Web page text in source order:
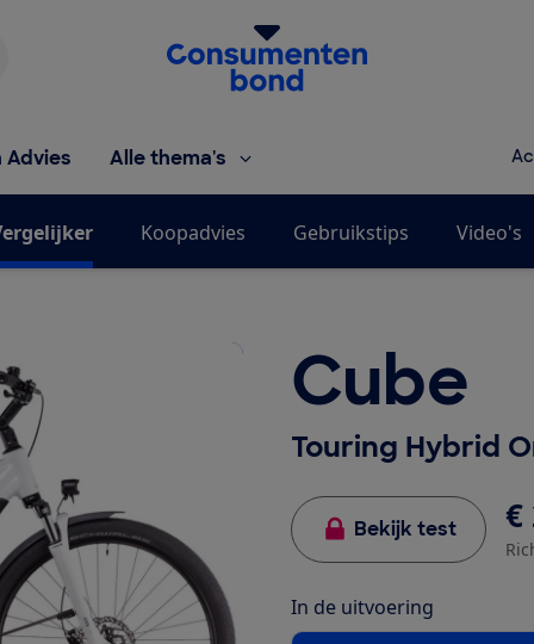
Homepage van de Consumentenbond
Advies Alle thema's
Koopadvies Gebruikstips Video's
Cube
Touring Hybrid
Bekijk test €
In de uitvoering